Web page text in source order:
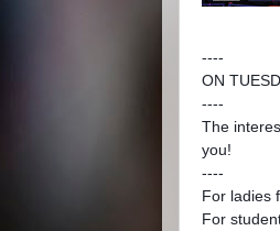
----
ON
----
The
you!
----
For ladies
For